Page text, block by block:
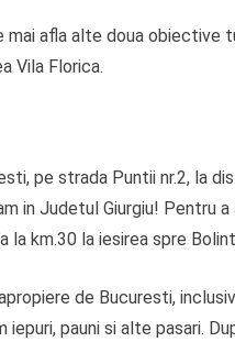
afla alte doua obiective
Vila Florica.
pe strada Puntii nr.2, la
in Judetul Giurgiu! Pentru
km.30 la iesirea spre
de Bucuresti,
pauni si alte pasari.